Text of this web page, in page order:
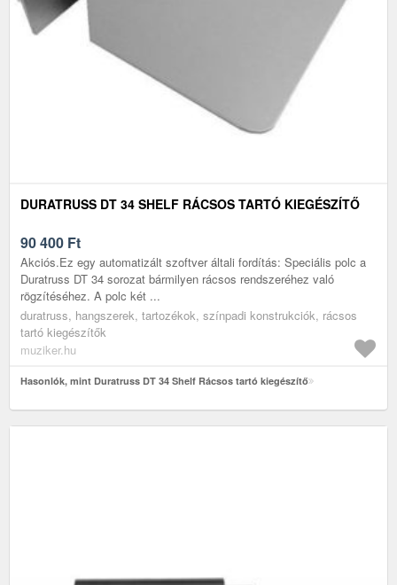
DURATRUSS DT 34 SHELF RÁCSOS TARTÓ KIEGÉSZÍTŐ
90 400 Ft
Akciós.Ez egy automatizált szoftver általi fordítás: Speciális polc a
Duratruss DT 34 sorozat bármilyen rácsos rendszeréhez való
rögzítéséhez. A polc két ...
duratruss, hangszerek, tartozékok, színpadi konstrukciók, rácsos
tartó kiegészítők
muziker.hu
Hasonlók, mint Duratruss DT 34 Shelf Rácsos tartó kiegészítő